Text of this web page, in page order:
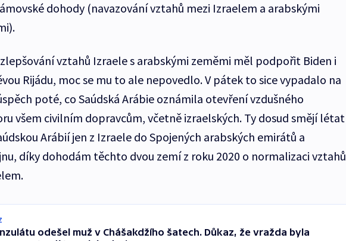
dohody (navazování vztahů mezi Izraelem a arabskými
vztahů Izraele s arabskými zeměmi měl podpořit Biden i
Rijádu, moc se mu to ale nepovedlo. V pátek to sice vypadalo na
poté, co Saúdská Arábie oznámila otevření vzdušného
všem civilním dopravcům, včetně izraelských. Ty dosud smějí létat
Arábií jen z Izraele do Spojených arabských emirátů a
díky dohodám těchto dvou zemí z roku 2020 o normalizaci vztahů
odešel muž v Chášakdžího šatech. Důkaz, že vražda byla